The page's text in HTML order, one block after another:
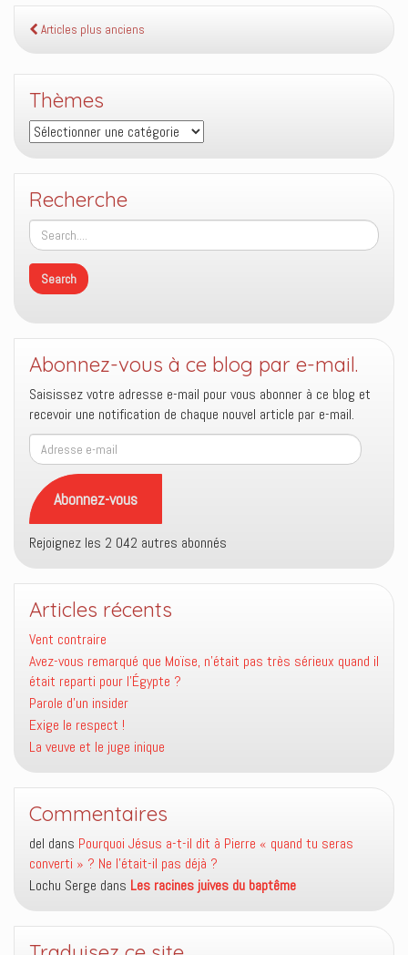
de
raisons
Articles plus anciens
Thèmes
Thèmes
Recherche
Abonnez-vous à ce blog par e-mail.
Saisissez votre adresse e-mail pour vous abonner à ce blog et
recevoir une notification de chaque nouvel article par e-mail.
Adresse
e-
mail
Abonnez-vous
Rejoignez les 2 042 autres abonnés
Articles récents
Vent contraire
Avez-vous remarqué que Moïse, n’était pas très sérieux quand il
était reparti pour l’Égypte ?
Parole d’un insider
Exige le respect !
La veuve et le juge inique
Commentaires
del dans Pourquoi Jésus a-t-il dit à Pierre « quand tu seras
converti » ? Ne l’était-il pas déjà ?
Lochu Serge dans Les racines juives du baptême